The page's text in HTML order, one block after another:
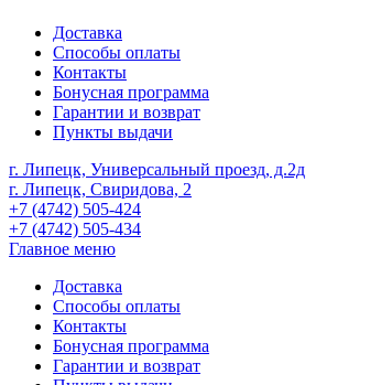
Доставка
Способы оплаты
Контакты
Бонусная программа
Гарантии и возврат
Пункты выдачи
г. Липецк, Универсальный проезд, д.2д
г. Липецк, Свиридова, 2
+7 (4742) 505-424
+7 (4742) 505-434
Главное меню
Доставка
Способы оплаты
Контакты
Бонусная программа
Гарантии и возврат